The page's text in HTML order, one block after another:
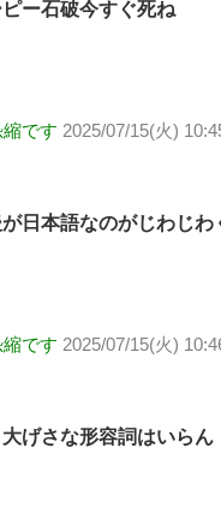
ー石破今すぐ死ね
です 2025/07/15(火)
日本語なのがじわじわ
です 2025/07/15(火)
げさな形容詞はいらん